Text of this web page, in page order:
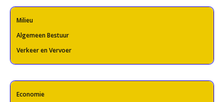
Milieu
Algemeen Bestuur
Verkeer en Vervoer
Economie